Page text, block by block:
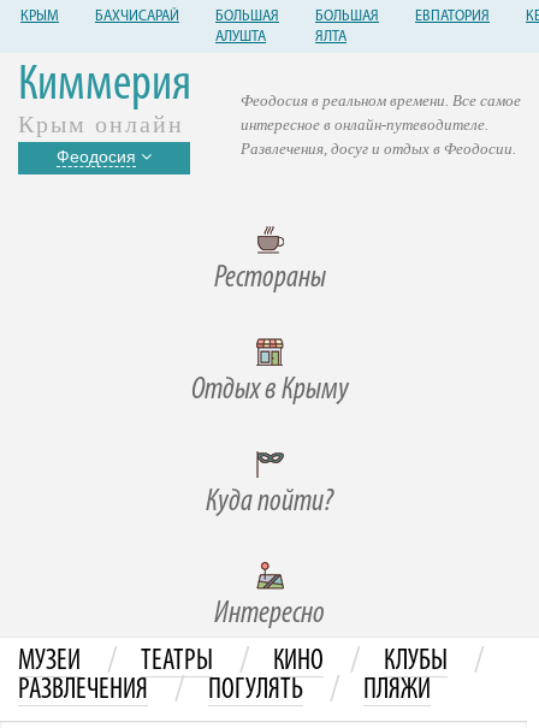
КРЫМ БАХЧИСАРАЙ
БОЛЬШАЯ
АЛУШТА
БОЛЬШАЯ
ЯЛТА
ЕВПАТОРИЯ
Киммерия
Крым онлайн
Феодосия
Рестораны
Отдых в Крыму
Куда пойти?
Интересно
Феодосия в реальном времени. Все самое
интересное в онлайн-путеводителе.
Развлечения, досуг и отдых в Феодосии.
МУЗЕИ / ТЕАТРЫ / КИНО / КЛУБЫ /
РАЗВЛЕЧЕНИЯ / ПОГУЛЯТЬ / ПЛЯЖИ